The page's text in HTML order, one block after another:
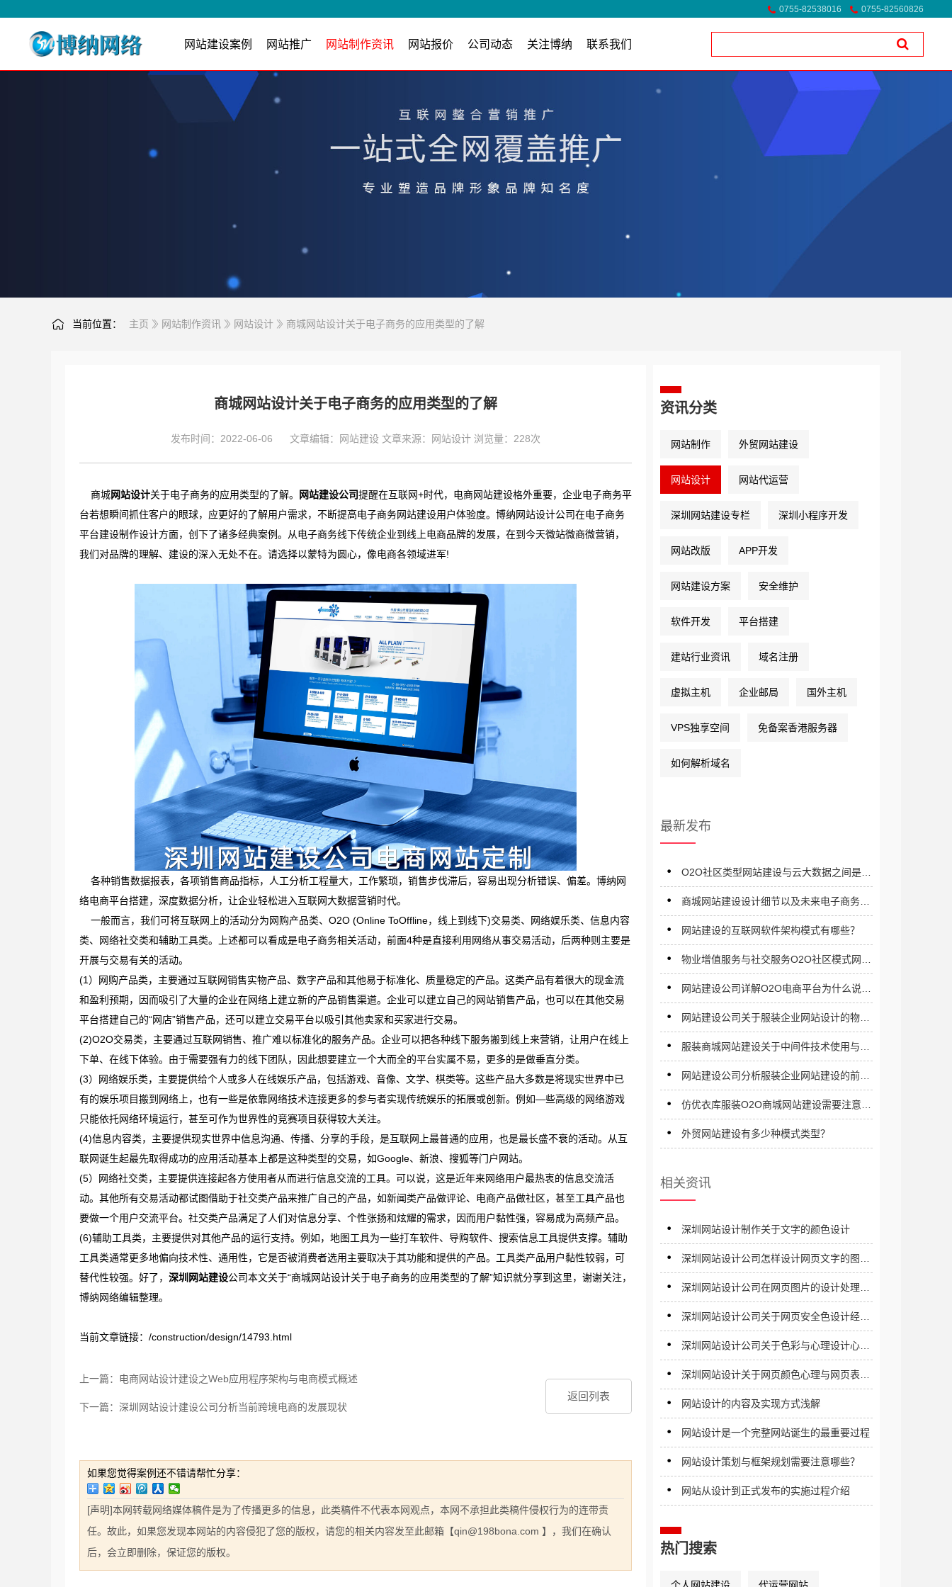
0755-82538016 0755-82560826
网站建设案例 网站推广 网站制作资讯 网站报价 公司动态 关注博纳 联系我们
当前位置： 主页 网站制作资讯 网站设计 商城网站设计关于电子商务的应用类型的了解
商城网站设计关于电子商务的应用类型的了解
发布时间：2022-06-06 文章编辑： 网站建设 文章来源： 网站设计 浏览量： 228次
商城网站设计关于电子商务的应用类型的了解。 网站建设公司提醒在互联网+时代，电商网站建设格外重要，企业电子商务平
台若想瞬间抓住客户的眼球，应更好的了解用户需求，不断提高电子商务网站建设用户体验度。博纳网站设计公司在电子商务
平台建设制作设计方面，创下了诸多经典案例。从电子商务线下传统企业到线上电商品牌的发展，在到今天微站微商微营销，
我们对品牌的理解、建设的深入无处不在。请选择以蒙特为圆心，像电商各领域进军!
各种销售数据报表，各项销售商品指标，人工分析工程量大，工作繁琐，销售步伐滞后，容易出现分析错误、偏差。博纳网
络电商平台搭建，深度数据分析，让企业轻松进入互联网大数据营销时代。
一般而言，我们可将互联网上的活动分为网购产品类、O2O (Online ToOffline，线上到线下)交易类、网络娱乐类、信息内容
类、网络社交类和辅助工具类。上述都可以看成是电子商务相关活动，前面4种是直接利用网络从事交易活动，后两种则主要是
开展与交易有关的活动。
(1）网购产品类，主要通过互联网销售实物产品、数字产品和其他易于标准化、质量稳定的产品。这类产品有着很大的现金流
和盈利预期，因而吸引了大量的企业在网络上建立新的产品销售渠道。企业可以建立自己的网站销售产品，也可以在其他交易
平台搭建自己的“网店”销售产品，还可以建立交易平台以吸引其他卖家和买家进行交易。
(2)O2O交易类，主要通过互联网销售、推广难以标准化的服务产品。企业可以把各种线下服务搬到线上来营销，让用户在线上
下单、在线下体验。由于需要强有力的线下团队，因此想要建立一个大而全的平台实属不易，更多的是做垂直分类。
(3）网络娱乐类，主要提供给个人或多人在线娱乐产品，包括游戏、音像、文学、棋类等。这些产品大多数是将现实世界中已
有的娱乐项目搬到网络上，也有一些是依靠网络技术连接更多的参与者实现传统娱乐的拓展或创新。例如—些高级的网络游戏
只能依托网络环境运行，甚至可作为世界性的竞赛项目获得较大关注。
(4)信息内容类，主要提供现实世界中信息沟通、传播、分享的手段，是互联网上最普通的应用，也是最长盛不衰的活动。从互
联网诞生起最先取得成功的应用活动基本上都是这种类型的交易，如Google、新浪、搜狐等门户网站。
(5）网络社交类，主要提供连接起各方使用者从而进行信息交流的工具。可以说，这是近年来网络用户最热衷的信息交流活
动。其他所有交易活动都试图借助于社交类产品来推广自己的产品，如新闻类产品做评论、电商产品做社区，甚至工具产品也
要做一个用户交流平台。社交类产品满足了人们对信息分享、个性张扬和炫耀的需求，因而用户黏性强，容易成为高频产品。
(6)辅助工具类，主要提供对其他产品的运行支持。例如，地图工具为一些打车软件、导购软件、搜索信息工具提供支撑。辅助
工具类通常更多地偏向技术性、通用性，它是否被消费者选用主要取决于其功能和提供的产品。工具类产品用户黏性较弱，可
替代性较强。好了， 深圳网站建设公司本文关于“商城网站设计关于电子商务的应用类型的了解”知识就分享到这里，谢谢关注，
博纳网络编辑整理。
当前文章链接：/construction/design/14793.html
上一篇：电商网站设计建设之Web应用程序架构与电商模式概述
下一篇：深圳网站设计建设公司分析当前跨境电商的发展现状
返回列表
如果您觉得案例还不错请帮忙分享：
[声明]本网转载网络媒体稿件是为了传播更多的信息，此类稿件不代表本网观点，本网不承担此类稿件侵权行为的连带责
任。故此，如果您发现本网站的内容侵犯了您的版权，请您的相关内容发至此邮箱【qin@198bona.com 】，我们在确认
后，会立即删除，保证您的版权。
资讯分类
网站制作 外贸网站建设
网站设计 网站代运营
深圳网站建设专栏 深圳小程序开发
网站改版 APP开发
网站建设方案 安全维护
软件开发 平台搭建
建站行业资讯 域名注册
虚拟主机 企业邮局 国外主机
VPS独享空间 免备案香港服务器
如何解析域名
最新发布
O2O社区类型网站建设与云大数据之间是什
商城网站建设设计细节以及未来电子商务发
网站建设的互联网软件架构模式有哪些？
物业增值服务与社交服务O2O社区模式网站
网站建设公司详解O2O电商平台为什么说是
网站建设公司关于服装企业网站设计的物理
服装商城网站建设关于中间件技术使用与总
网站建设公司分析服装企业网站建设的前景
仿优衣库服装O2O商城网站建设需要注意些
外贸网站建设有多少种模式类型？
相关资讯
深圳网站设计制作关于文字的颜色设计
深圳网站设计公司怎样设计网页文字的图形
深圳网站设计公司在网页图片的设计处理时
深圳网站设计公司关于网页安全色设计经验
深圳网站设计公司关于色彩与心理设计心得
深圳网站设计关于网页颜色心理与网页表现
网站设计的内容及实现方式浅解
网站设计是一个完整网站诞生的最重要过程
网站设计策划与框架规划需要注意哪些？
网站从设计到正式发布的实施过程介绍
热门搜索